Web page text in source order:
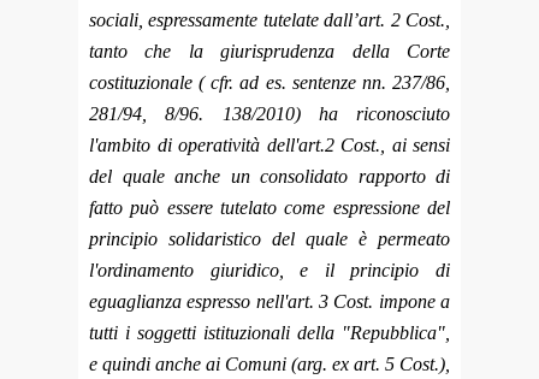
sociali, espressamente tutelate dall’art. 2 Cost.,
tanto che la giurisprudenza della Corte
costituzionale ( cfr. ad es. sentenze nn. 237/86,
281/94, 8/96. 138/2010) ha riconosciuto
l'ambito di operatività dell'art.2 Cost., ai sensi
del quale anche un consolidato rapporto di
fatto può essere tutelato come espressione del
principio solidaristico del quale è permeato
l'ordinamento giuridico, e il principio di
eguaglianza espresso nell'art. 3 Cost. impone a
tutti i soggetti istituzionali della "Repubblica",
e quindi anche ai Comuni (arg. ex art. 5 Cost.),